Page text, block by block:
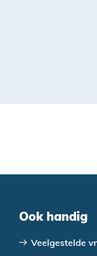
Ook handig
Veelgestelde